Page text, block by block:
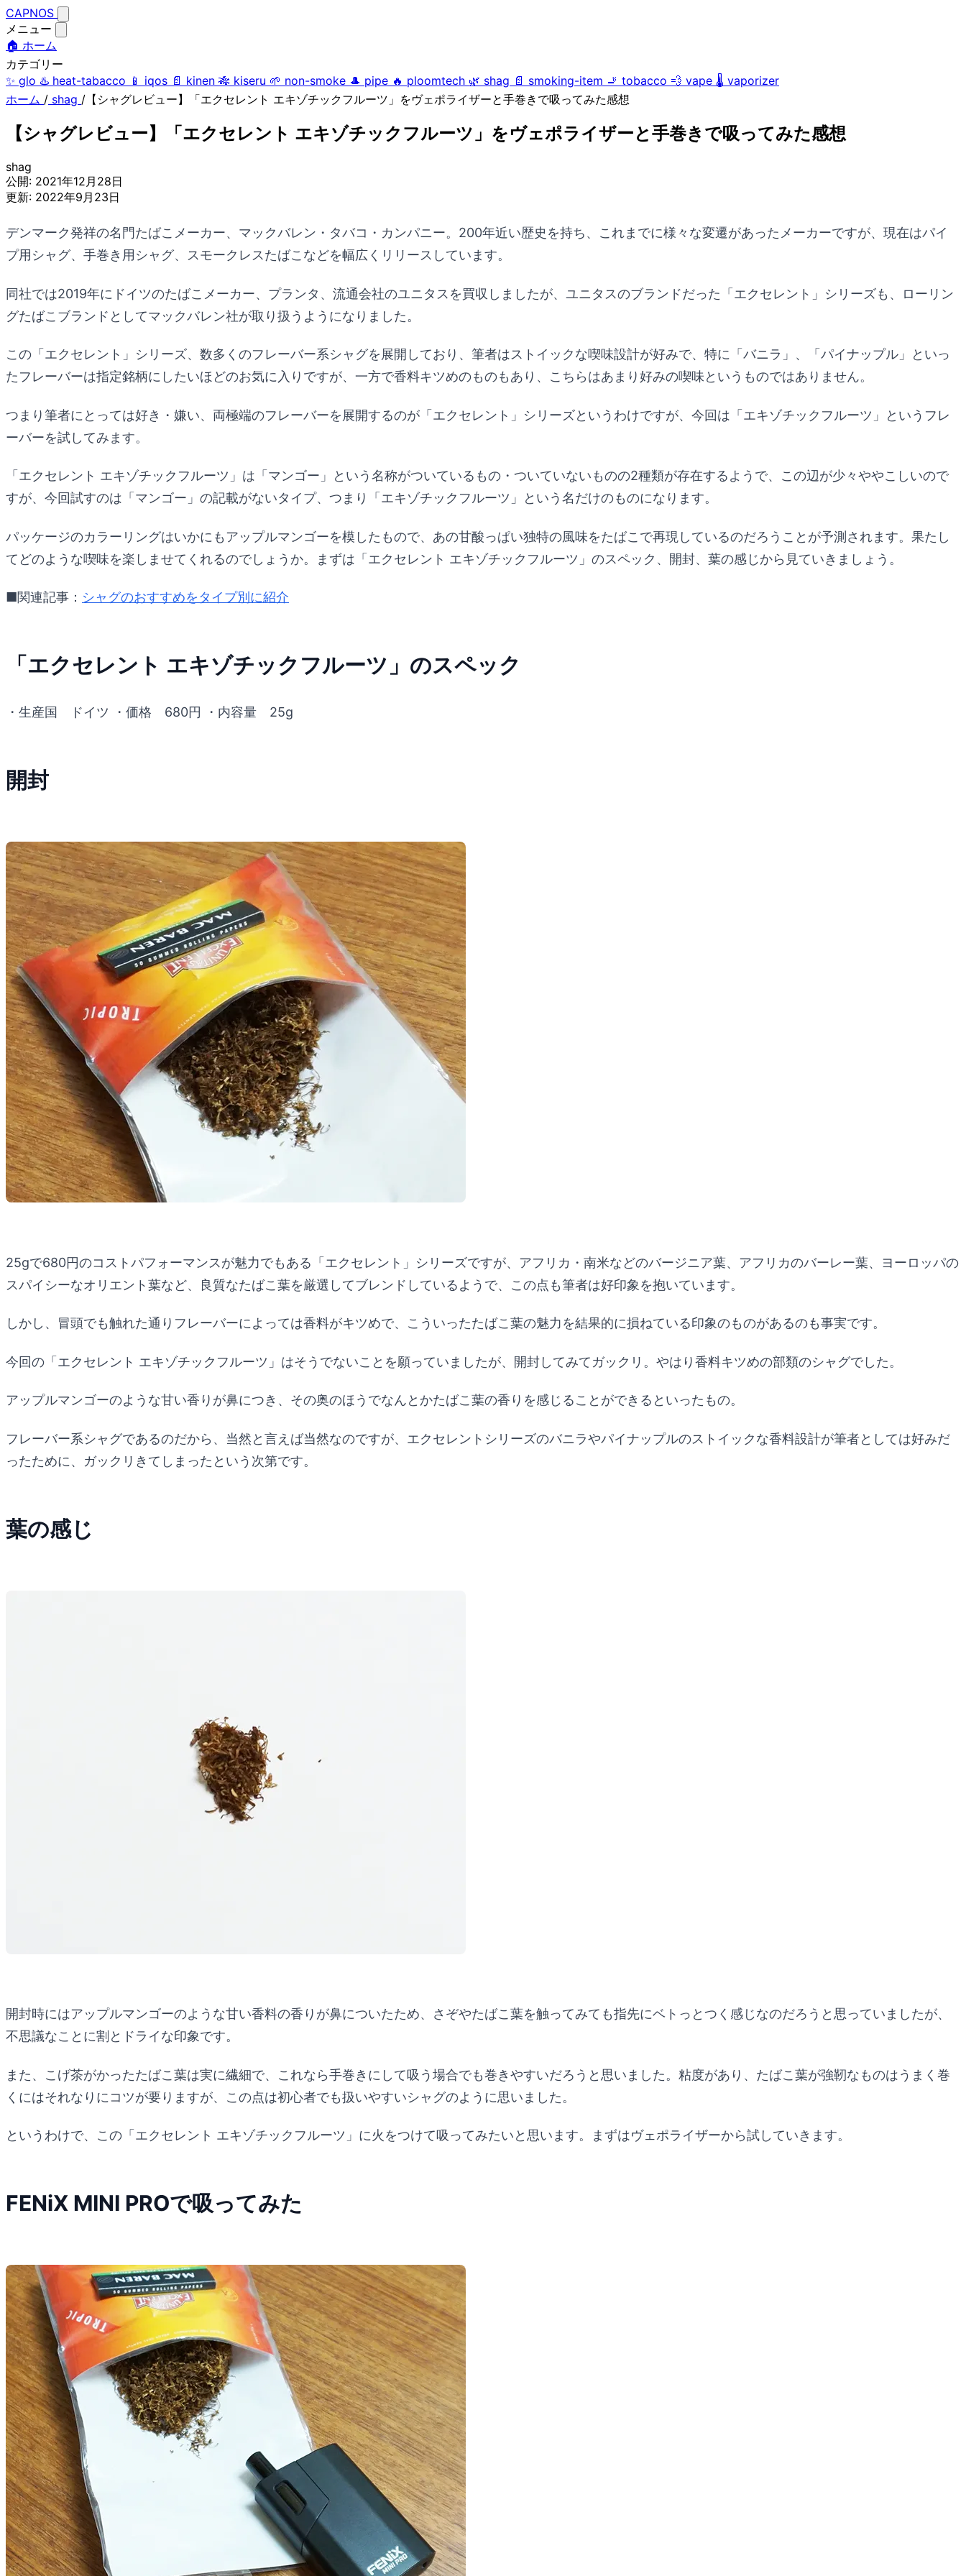
CAPNOS
メニュー
🏠 ホーム
カテゴリー
✨ glo ♨️ heat-tabacco 📱 iqos 📄 kinen 🎋 kiseru 🌱 non-smoke 🎩 pipe 🔥 ploomtech 🌿 shag 📄 smoking-item 🚬 tobacco 💨 vape 🌡️ vaporizer
ホーム / shag / 【シャグレビュー】「エクセレント エキゾチックフルーツ」をヴェポライザーと手巻きで吸ってみた感想
【シャグレビュー】「エクセレント エキゾチックフルーツ」をヴェポライザーと手巻きで吸ってみた感想
shag
公開: 2021年12月28日
更新: 2022年9月23日
デンマーク発祥の名門たばこメーカー、マックバレン・タバコ・カンパニー。200年近い歴史を持ち、これまでに様々な変遷があったメーカーですが、現在はパイ
プ用シャグ、手巻き用シャグ、スモークレスたばこなどを幅広くリリースしています。
同社では2019年にドイツのたばこメーカー、プランタ、流通会社のユニタスを買収しましたが、ユニタスのブランドだった「エクセレント」シリーズも、ローリン
グたばこブランドとしてマックバレン社が取り扱うようになりました。
この「エクセレント」シリーズ、数多くのフレーバー系シャグを展開しており、筆者はストイックな喫味設計が好みで、特に「バニラ」、「パイナップル」といっ
たフレーバーは指定銘柄にしたいほどのお気に入りですが、一方で香料キツめのものもあり、こちらはあまり好みの喫味というものではありません。
つまり筆者にとっては好き・嫌い、両極端のフレーバーを展開するのが「エクセレント」シリーズというわけですが、今回は「エキゾチックフルーツ」というフレ
ーバーを試してみます。
「エクセレント エキゾチックフルーツ」は「マンゴー」という名称がついているもの・ついていないものの2種類が存在するようで、この辺が少々ややこしいので
すが、今回試すのは「マンゴー」の記載がないタイプ、つまり「エキゾチックフルーツ」という名だけのものになります。
パッケージのカラーリングはいかにもアップルマンゴーを模したもので、あの甘酸っぱい独特の風味をたばこで再現しているのだろうことが予測されます。果たし
てどのような喫味を楽しませてくれるのでしょうか。まずは「エクセレント エキゾチックフルーツ」のスペック、開封、葉の感じから見ていきましょう。
■関連記事： シャグのおすすめをタイプ別に紹介
「エクセレント エキゾチックフルーツ」のスペック
・生産国 ドイツ ・価格 680円 ・内容量 25g
開封
25gで680円のコストパフォーマンスが魅力でもある「エクセレント」シリーズですが、アフリカ・南米などのバージニア葉、アフリカのバーレー葉、ヨーロッパの
スパイシーなオリエント葉など、良質なたばこ葉を厳選してブレンドしているようで、この点も筆者は好印象を抱いています。
しかし、冒頭でも触れた通りフレーバーによっては香料がキツめで、こういったたばこ葉の魅力を結果的に損ねている印象のものがあるのも事実です。
今回の「エクセレント エキゾチックフルーツ」はそうでないことを願っていましたが、開封してみてガックリ。やはり香料キツめの部類のシャグでした。
アップルマンゴーのような甘い香りが鼻につき、その奥のほうでなんとかたばこ葉の香りを感じることができるといったもの。
フレーバー系シャグであるのだから、当然と言えば当然なのですが、エクセレントシリーズのバニラやパイナップルのストイックな香料設計が筆者としては好みだ
ったために、ガックリきてしまったという次第です。
葉の感じ
開封時にはアップルマンゴーのような甘い香料の香りが鼻についたため、さぞやたばこ葉を触ってみても指先にベトっとつく感じなのだろうと思っていましたが、
不思議なことに割とドライな印象です。
また、こげ茶がかったたばこ葉は実に繊細で、これなら手巻きにして吸う場合でも巻きやすいだろうと思いました。粘度があり、たばこ葉が強靭なものはうまく巻
くにはそれなりにコツが要りますが、この点は初心者でも扱いやすいシャグのように思いました。
というわけで、この「エクセレント エキゾチックフルーツ」に火をつけて吸ってみたいと思います。まずはヴェポライザーから試していきます。
FENiX MINI PROで吸ってみた